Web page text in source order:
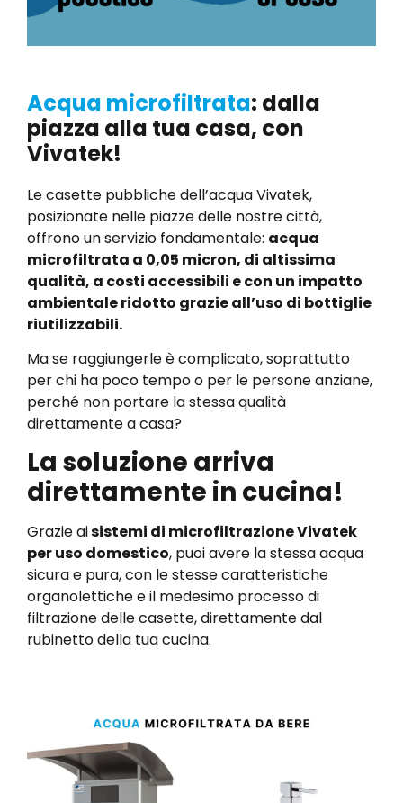
Acqua microfiltrata: dalla
piazza alla tua casa, con
Vivatek!
Le casette pubbliche dell’acqua Vivatek,
posizionate nelle piazze delle nostre città,
offrono un servizio fondamentale: acqua
microfiltrata a 0,05 micron, di altissima
qualità, a costi accessibili e con un impatto
ambientale ridotto grazie all’uso di bottiglie
riutilizzabili.
Ma se raggiungerle è complicato, soprattutto
per chi ha poco tempo o per le persone anziane,
perché non portare la stessa qualità
direttamente a casa?
La soluzione arriva
direttamente in cucina!
Grazie aisistemi di microfiltrazione Vivatek
per uso domestico, puoi avere la stessa acqua
sicura e pura, con le stesse caratteristiche
organolettiche e il medesimo processo di
filtrazione delle casette, direttamente dal
rubinetto della tua cucina.